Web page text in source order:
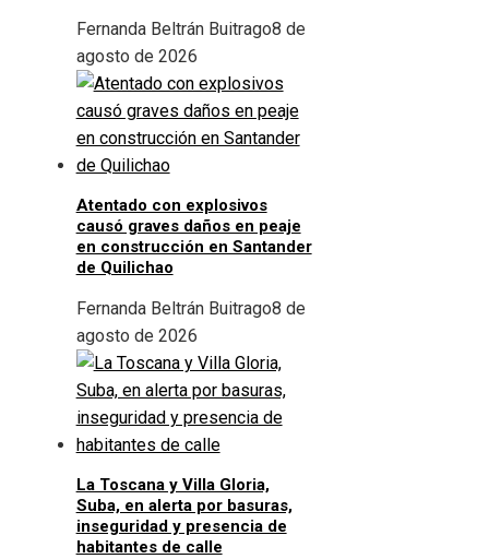
Fernanda Beltrán Buitrago8 de
agosto de 2026
Atentado con explosivos
causó graves daños en peaje
en construcción en Santander
de Quilichao
Fernanda Beltrán Buitrago8 de
agosto de 2026
La Toscana y Villa Gloria,
Suba, en alerta por basuras,
inseguridad y presencia de
habitantes de calle